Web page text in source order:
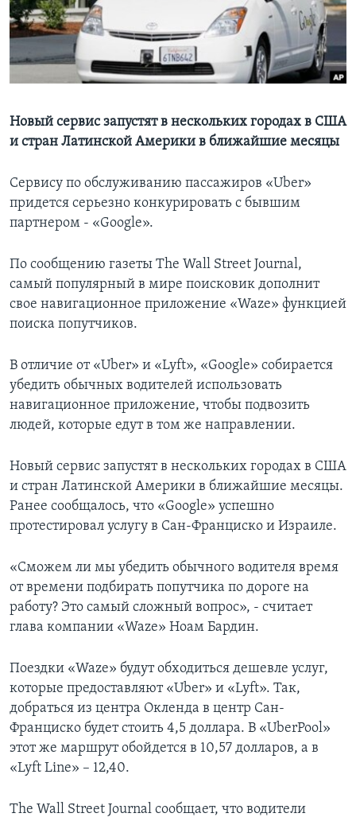
Learning English
СОЦИАЛЬНЫЕ СЕТИ
Языки
Новый сервис запустят в нескольких городах в США
и стран Латинской Америки в ближайшие месяцы
Сервису по обслуживанию пассажиров «Uber»
придется серьезно конкурировать с бывшим
партнером - «Google».
По сообщению газеты The Wall Street Journal,
самый популярный в мире поисковик дополнит
свое навигационное приложение «Waze» функцией
поиска попутчиков.
В отличие от «Uber» и «Lyft», «Google» собирается
убедить обычных водителей использовать
навигационное приложение, чтобы подвозить
людей, которые едут в том же направлении.
Новый сервис запустят в нескольких городах в США
и стран Латинской Америки в ближайшие месяцы.
Ранее сообщалось, что «Google» успешно
протестировал услугу в Сан-Франциско и Израиле.
«Сможем ли мы убедить обычного водителя время
от времени подбирать попутчика по дороге на
работу? Это самый сложный вопрос», - считает
глава компании «Waze» Ноам Бардин.
Поездки «Waze» будут обходиться дешевле услуг,
которые предоставляют «Uber» и «Lyft». Так,
добраться из центра Окленда в центр Сан-
Франциско будет стоить 4,5 доллара. В «UberPool»
этот же маршрут обойдется в 10,57 долларов, а в
«Lyft Line» – 12,40.
The Wall Street Journal сообщает, что водители